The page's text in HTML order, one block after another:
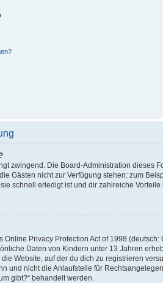
zwingend. Die Board-Administration dieses
Gästen nicht zur Verfügung stehen: zum
schnell erledigt ist und dir zahlreiche Vorteile
Online Privacy Protection Act of 1998
Daten von Kindern unter 13 Jahren
Website, auf der du dich zu registrieren
und nicht die Anlaufstelle für
gibt?“ behandelt werden.